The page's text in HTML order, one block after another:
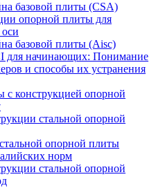
базовой плиты (CSA)
опорной плиты для
базовой плиты (Aisc)
для начинающих: Понимание
и способы их устранения
с конструкцией опорной
стальной опорной
опорной плиты
норм
стальной опорной